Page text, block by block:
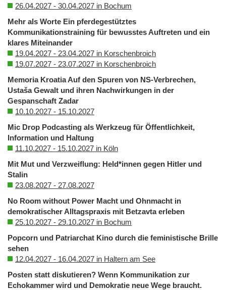
26.04.2027 - 30.04.2027 in Bochum
Mehr als Worte Ein pferdegestütztes
Kommunikationstraining für bewusstes Auftreten und ein
klares Miteinander
19.04.2027 - 23.04.2027 in Korschenbroich
19.07.2027 - 23.07.2027 in Korschenbroich
Memoria Kroatia Auf den Spuren von NS-Verbrechen,
Ustaša Gewalt und ihren Nachwirkungen in der
Gespanschaft Zadar
10.10.2027 - 15.10.2027
Mic Drop Podcasting als Werkzeug für Öffentlichkeit,
Information und Haltung
11.10.2027 - 15.10.2027 in Köln
Mit Mut und Verzweiflung: Held*innen gegen Hitler und
Stalin
23.08.2027 - 27.08.2027
No Room without Power Macht und Ohnmacht in
demokratischer Alltagspraxis mit Betzavta erleben
25.10.2027 - 29.10.2027 in Bochum
Popcorn und Patriarchat Kino durch die feministische Brille
sehen
12.04.2027 - 16.04.2027 in Haltern am See
Posten statt diskutieren? Wenn Kommunikation zur
Echokammer wird und Demokratie neue Wege braucht.